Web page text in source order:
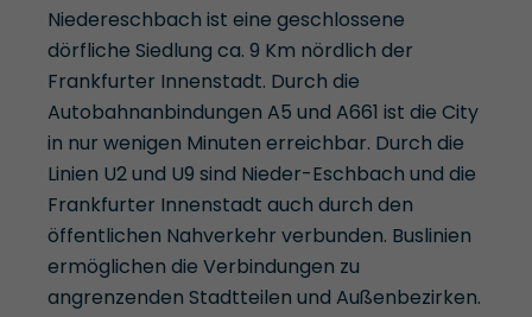
Niedereschbach ist eine geschlossene
dörfliche Siedlung ca. 9 Km nördlich der
Frankfurter Innenstadt. Durch die
Autobahnanbindungen A5 und A661 ist die City
in nur wenigen Minuten erreichbar. Durch die
Linien U2 und U9 sind Nieder-Eschbach und die
Frankfurter Innenstadt auch durch den
öffentlichen Nahverkehr verbunden. Buslinien
ermöglichen die Verbindungen zu
angrenzenden Stadtteilen und Außenbezirken.